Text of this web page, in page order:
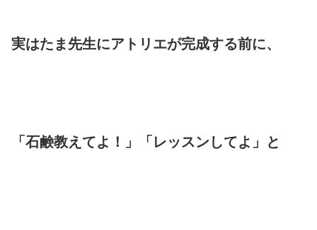
実はたま先生にアトリエが完成する前に、
「石鹸教えてよ！」「レッスンしてよ」と